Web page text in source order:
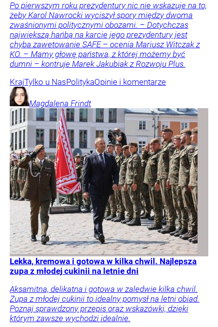
Po pierwszym roku prezydentury nic nie wskazuje na to,
żeby Karol Nawrocki wyciszył spory między dwoma
zwaśnionymi politycznymi obozami. – Dotychczas
największą hańbą na karcie jego prezydentury jest
chyba zawetowanie SAFE – ocenia Mariusz Witczak z
KO. – Mamy głowę państwa, z której możemy być
dumni – kontruje Marek Jakubiak z Rozwoju Plus.
KrajTylko u NasPolitykaOpinie i komentarze
Magdalena Frindt
Lekka, kremowa i gotowa w kilka chwil. Najlepsza
zupa z młodej cukinii na letnie dni
Aksamitna, delikatna i gotowa w zaledwie kilka chwil.
Zupa z młodej cukinii to idealny pomysł na letni obiad.
Poznaj sprawdzony przepis oraz wskazówki, dzięki
którym zawsze wychodzi idealnie.